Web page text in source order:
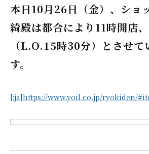
本日10月26日（金）、ショ
綺殿は都合により11時開店
（L.O.15時30分）とさせて
す。
[:ja]https://www.yoil.co.jp/ryokiden/